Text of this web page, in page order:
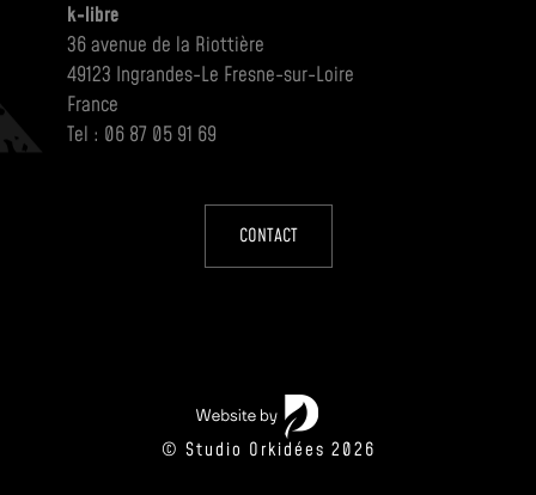
k-libre
36 avenue de la Riottière
49123 Ingrandes-Le Fresne-sur-Loire
France
Tel : 06 87 05 91 69
CONTACT
© Studio Orkidées 2026